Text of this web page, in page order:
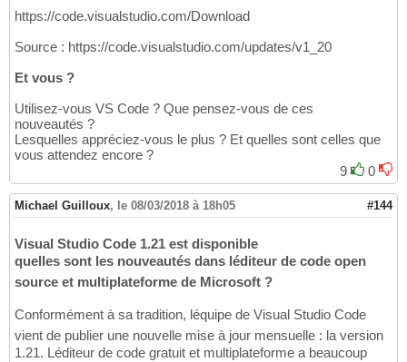
https://code.visualstudio.com/Download
Source : https://code.visualstudio.com/updates/v1_20
Et vous ?
Utilisez-vous VS Code ? Que pensez-vous de ces
nouveautés ?
Lesquelles appréciez-vous le plus ? Et quelles sont celles que
vous attendez encore ?
9
0
Michael Guilloux, le 08/03/2018 à 18h05 #144
Visual Studio Code 1.21 est disponible
quelles sont les nouveautés dans léditeur de code open
source et multiplateforme de Microsoft ?
Conformément à sa tradition, léquipe de Visual Studio Code
vient de publier une nouvelle mise à jour mensuelle : la version
1.21. Léditeur de code gratuit et multiplateforme a beaucoup